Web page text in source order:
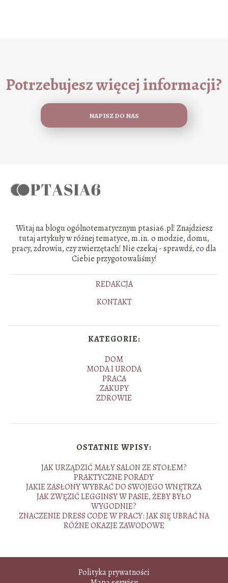
Potrzebujesz więcej informacji?
NAPISZ DO NAS
Witaj na blogu ogólnotematycznym ptasia6.pl! Znajdziesz
tutaj artykuły w różnej tematyce, m.in. o modzie, domu,
pracy, zdrowiu, czy zwierzętach! Nie czekaj - sprawdź, co dla
Ciebie przygotowaliśmy!
REDAKCJA
KONTAKT
KATEGORIE:
DOM
MODA I URODA
PRACA
ZAKUPY
ZDROWIE
OSTATNIE WPISY:
JAK URZĄDZIĆ MAŁY SALON ZE STOŁEM?
PRAKTYCZNE PORADY
JAKIE ZASŁONY WYBRAĆ DO SWOJEGO WNĘTRZA
JAK ZWĘZIĆ LEGGINSY W PASIE, ŻEBY BYŁO
WYGODNIE?
ZNACZENIE DRESS CODE W PRACY: JAK SIĘ UBRAĆ NA
RÓŻNE OKAZJE ZAWODOWE
Polityka prywatności